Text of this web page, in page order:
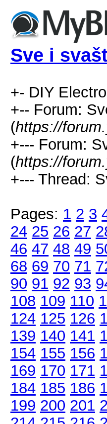
Sve i
+- DIY
+-- Forum:
(https://
+--- Forum:
(https://
+--- Thread:
Pages: 1 2 3
24 25 26 27
46 47 48 49
68 69 70 71
90 91 92 93
108 109 110
124 125 126
139 140 141
154 155 156
169 170 171
184 185 186
199 200 201